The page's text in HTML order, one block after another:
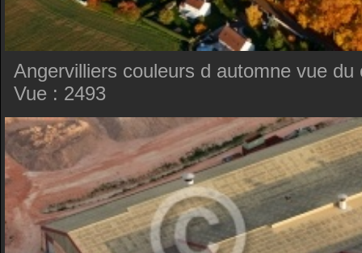
Angervilliers couleurs d automne vue du
Vue : 2493